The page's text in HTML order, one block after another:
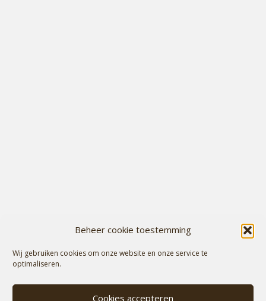
Beheer cookie toestemming
Wij gebruiken cookies om onze website en onze service te
optimaliseren.
Cookies accepteren